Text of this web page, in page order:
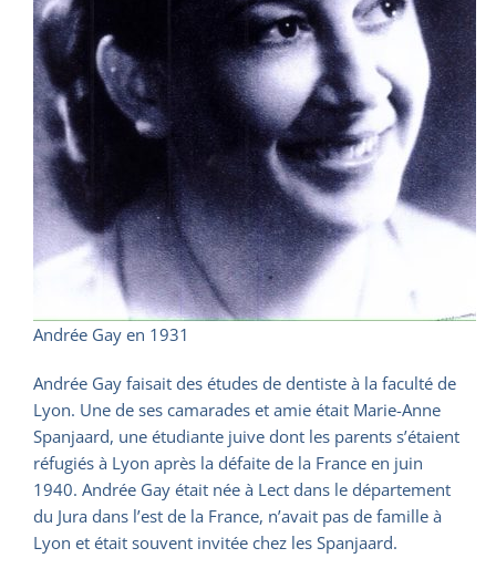
Andrée Gay en 1931
Andrée Gay faisait des études de dentiste à la faculté de
Lyon. Une de ses camarades et amie était Marie-Anne
Spanjaard, une étudiante juive dont les parents s’étaient
réfugiés à Lyon après la défaite de la France en juin
1940. Andrée Gay était née à Lect dans le département
du Jura dans l’est de la France, n’avait pas de famille à
Lyon et était souvent invitée chez les Spanjaard.